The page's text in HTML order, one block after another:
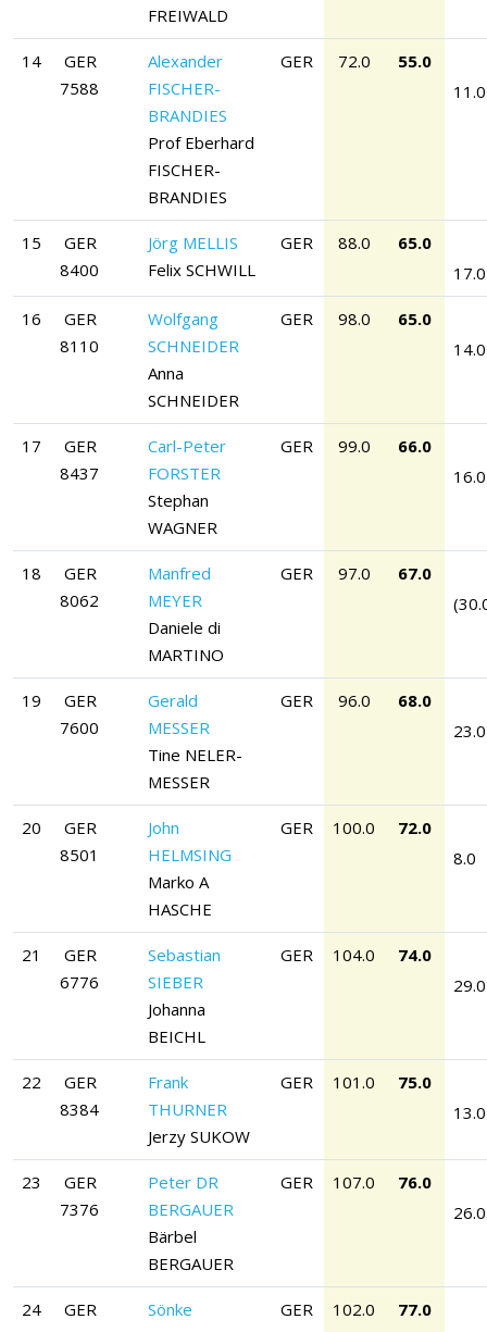
FREIWALD
14
GER
7588
Alexander
FISCHER-
BRANDIES
Prof Eberhard
FISCHER-
BRANDIES
GER 72.0
55.0
11.0
15
GER
8400
Jörg MELLIS
Felix SCHWILL
GER 88.0
65.0
17.0
16
GER
8110
Wolfgang
SCHNEIDER
Anna
SCHNEIDER
GER 98.0
65.0
14.0
17
GER
8437
Carl-Peter
FORSTER
Stephan
WAGNER
GER 99.0
66.0
16.0
18
GER
8062
Manfred
MEYER
Daniele di
MARTINO
GER 97.0
67.0
19
GER
7600
Gerald
MESSER
Tine NELER-
MESSER
GER 96.0
68.0
23.0
20
GER
8501
John
HELMSING
Marko A
HASCHE
GER 100.0
72.0
8.0
21
GER
6776
Sebastian
SIEBER
Johanna
BEICHL
GER 104.0
74.0
29.0
22
GER
8384
Frank
THURNER
Jerzy SUKOW
GER 101.0
75.0
13.0
23
GER
7376
Peter DR
BERGAUER
Bärbel
BERGAUER
GER 107.0
76.0
26.0
24
GER
Sönke
GER 102.0
77.0